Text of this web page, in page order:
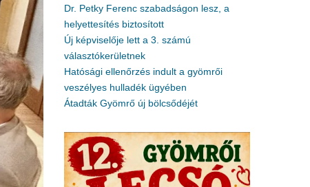
Dr. Petky Ferenc szabadságon lesz, a
helyettesítés biztosított
Új képviselője lett a 3. számú
választókerületnek
Hatósági ellenőrzés indult a gyömrői
veszélyes hulladék ügyében
Átadták Gyömrő új bölcsődéjét